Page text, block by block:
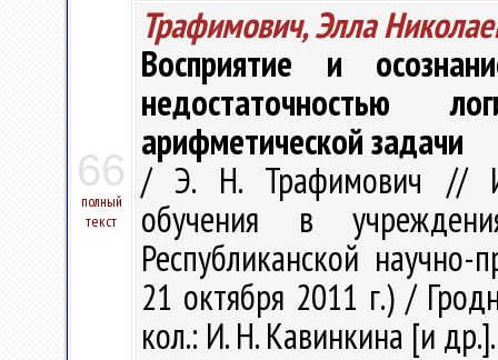
66
полный
текст
Трафимович, Элла
Восприятие и
недостаточностью
арифметической задачи
/ Э. Н. Трафимович //
обучения в
Республиканской
21 октября 2011 г.) /
кол.: И. Н. Кавинкина [и